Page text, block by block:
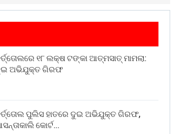
୧୮ ଲକ୍ଷ ଟଙ୍କା ଆତ୍ମସାତ୍ ମାମଲା:
ଅଭିଯୁକ୍ତ ଗିରଫ
ପୁଲିସ ହାତରେ ଦୁଇ ଅଭିଯୁକ୍ତ ଗିରଫ,
କୋର୍ଟ…